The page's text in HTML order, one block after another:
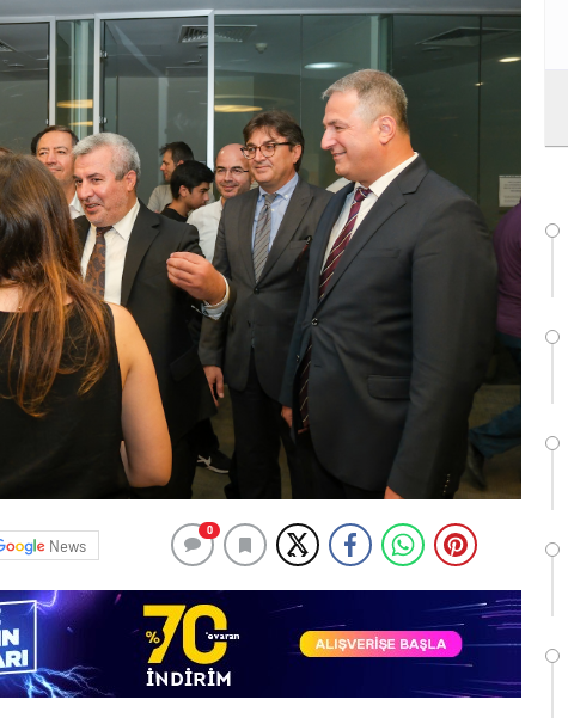
News
0